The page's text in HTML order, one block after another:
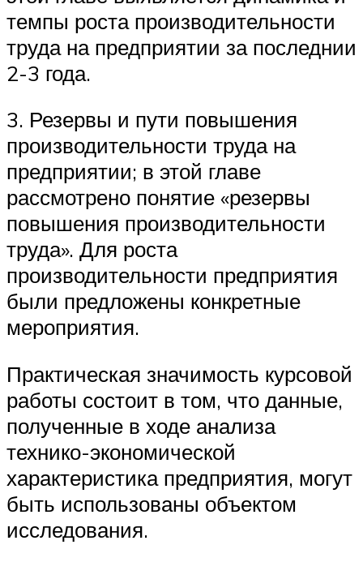
темпы роста производительности
труда на предприятии за последнии
2-3 года.
3. Резервы и пути повышения
производительности труда на
предприятии; в этой главе
рассмотрено понятие «резервы
повышения производительности
труда». Для роста
производительности предприятия
были предложены конкретные
мероприятия.
Практическая значимость курсовой
работы состоит в том, что данные,
полученные в ходе анализа
технико-экономической
характеристика предприятия, могут
быть использованы объектом
исследования.